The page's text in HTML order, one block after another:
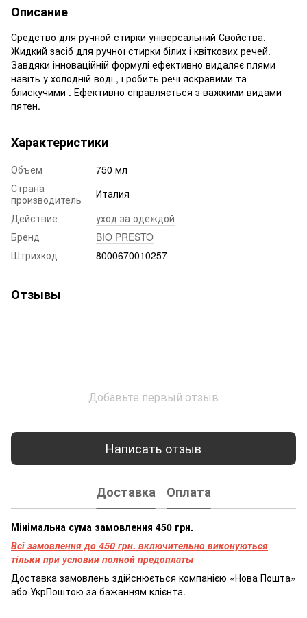
Описание
Средство для ручной стирки універсальний Свойства.
Жидкий засіб для ручної стирки білих і квіткових речей.
Завдяки інноваційній формулі ефективно видаляє плями
навіть у холодній воді , і робить речі яскравими та
блискучими . Ефективно справляється з важкими видами
пятен.
Характеристики
Объем
750 мл
Страна
производитель
Италия
Действие
уход за одеждой
Бренд
BIO PRESTO
Штрихкод
8000670010257
Отзывы
Добавьте первый отзыв
Написать отзыв
Доставка Оплата
Мінімальна сума замовлення 450 грн.
Всі замовлення до 450 грн. включительно виконуються
тільки при условии полной предоплаты
Доставка замовлень здійснюється компанією «Нова Пошта»
або УкрПоштою за бажанням клієнта.